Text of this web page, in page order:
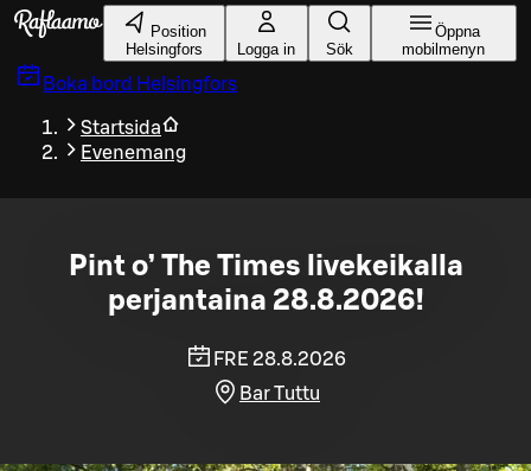
Gå till huvudinnehållet
Position
Helsingfors
Logga in Sök
Öppna
mobilmenyn
Boka bord Helsingfors
Startsida
Evenemang
Pint o’ The Times livekeikalla
perjantaina 28.8.2026!
FRE 28.8.2026
Bar Tuttu